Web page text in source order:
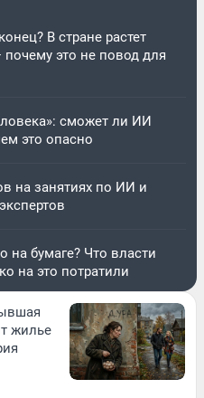
В стране растет
это не повод для
сможет ли ИИ
это опасно
на занятиях по ИИ и
на бумаге? Что власти
на это потратили
жилье